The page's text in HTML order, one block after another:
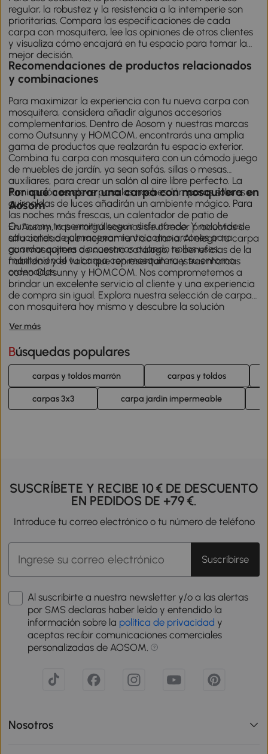
regular, la robustez y la resistencia a la intemperie son
prioritarias. Compara las especificaciones de cada
carpa con mosquitera, lee las opiniones de otros clientes
y visualiza cómo encajará en tu espacio para tomar la
mejor decisión.
Recomendaciones de productos relacionados
y combinaciones
Para maximizar la experiencia con tu nueva carpa con
mosquitera, considera añadir algunos accesorios
complementarios. Dentro de Aosom y nuestras marcas
comoOutsunny y HOMCOM, encontrarás una amplia
gama de productos que realzarán tu espacio exterior.
Combina tu carpa con mosquitera con un cómodo juego
de muebles de jardín, ya sean sofás, sillas o mesas
auxiliares, para crear un salón al aire libre perfecto. La
iluminación es clave para las noches; lámparas solares o
guirnaldas de luces añadirán un ambiente mágico. Para
las noches más frescas, un calentador de patio de
Outsunny te permitirá seguir disfrutando. Y no olvides
soluciones de almacenamiento como arcones para
guardar cojines o accesorios cuando no los uses,
manteniendo tu carpa con mosquitera y su entorno
ordenados.
Por qué comprar una carpa con mosquitera en
Aosom
En Aosom, nos enorgullecemos de ofrecer productos de
alta calidad que mejoran tu vida diaria. Al elegir tu carpa
con mosquitera de nuestro catálogo, te beneficias de la
fiabilidad y el valor que representan nuestras marcas
como Outsunny y HOMCOM. Nos comprometemos a
brindar un excelente servicio al cliente y una experiencia
de compra sin igual. Explora nuestra selección de carpas
con mosquitera hoy mismo y descubre la solución
tranquilidad, sabiendo que has invertido en calidad y
Ver más
Búsquedas populares
carpas y toldos marrón carpas y toldos
carpas 3x3 carpa jardin impermeable
SUSCRÍBETE Y RECIBE 10 € DE DESCUENTO
EN PEDIDOS DE +79 €.
Introduce tu correo electrónico o tu número de teléfono
Suscribirse
Al suscribirte a nuestra newsletter y/o a las alertas
por SMS declaras haber leído y entendido la
información sobre la política de privacidad y
aceptas recibir comunicaciones comerciales
personalizadas de AOSOM.
Nosotros